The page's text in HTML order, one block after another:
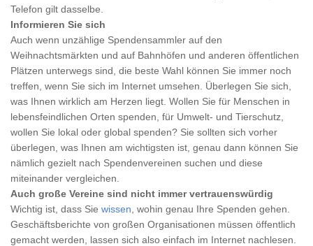
Telefon gilt dasselbe.
Informieren Sie sich
Auch wenn unzählige Spendensammler auf den
Weihnachtsmärkten und auf Bahnhöfen und anderen öffentlichen
Plätzen unterwegs sind, die beste Wahl können Sie immer noch
treffen, wenn Sie sich im Internet umsehen. Überlegen Sie sich,
was Ihnen wirklich am Herzen liegt. Wollen Sie für Menschen in
lebensfeindlichen Orten spenden, für Umwelt- und Tierschutz,
wollen Sie lokal oder global spenden? Sie sollten sich vorher
überlegen, was Ihnen am wichtigsten ist, genau dann können Sie
nämlich gezielt nach Spendenvereinen suchen und diese
miteinander vergleichen.
Auch große Vereine sind nicht immer vertrauenswürdig
Wichtig ist, dass Sie wissen , wohin genau Ihre Spenden gehen.
Geschäftsberichte von großen Organisationen müssen öffentlich
gemacht werden, lassen sich also einfach im Internet nachlesen.